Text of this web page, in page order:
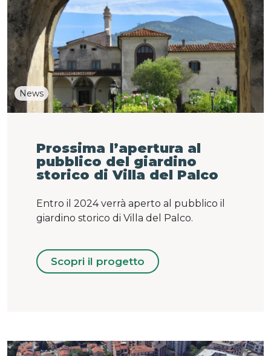
News
Prossima l’apertura al
pubblico del giardino
storico di Villa del Palco
Entro il 2024 verrà aperto al pubblico il
giardino storico di Villa del Palco.
Scopri il progetto